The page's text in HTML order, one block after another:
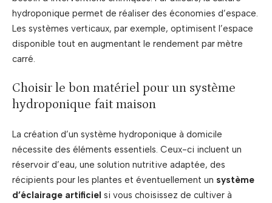
hydroponique permet de réaliser des économies d’espace.
Les systèmes verticaux, par exemple, optimisent l’espace
disponible tout en augmentant le rendement par mètre
carré.
Choisir le bon matériel pour un système
hydroponique fait maison
La création d’un système hydroponique à domicile
nécessite des éléments essentiels. Ceux-ci incluent un
réservoir d’eau, une solution nutritive adaptée, des
récipients pour les plantes et éventuellement un système
d’éclairage artificiel si vous choisissez de cultiver à